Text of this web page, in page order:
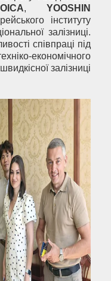
,YOOSHIN
інституту
залізниці.
співпраці під
економічного
залізниці